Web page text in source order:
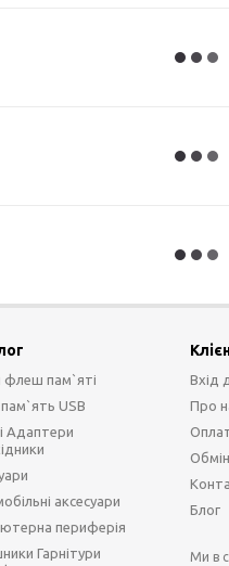
флеш пам`яті
USB
Адаптери
аксесуари
периферія
Гарнітури
Вхід
Про
Блог
Ми в